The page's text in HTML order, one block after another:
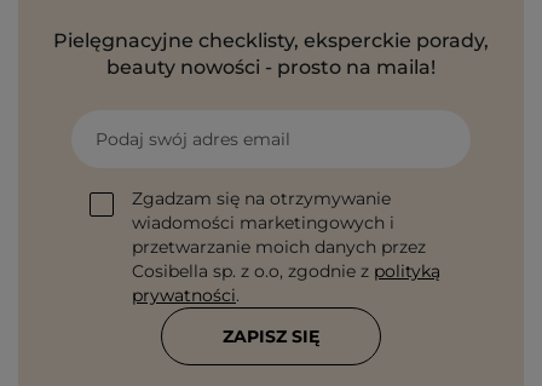
Pielęgnacyjne checklisty, eksperckie porady,
beauty nowości - prosto na maila!
Podaj swój adres email
Zgadzam się na otrzymywanie
wiadomości marketingowych i
przetwarzanie moich danych przez
Cosibella sp. z o.o, zgodnie z polityką
prywatności.
ZAPISZ SIĘ